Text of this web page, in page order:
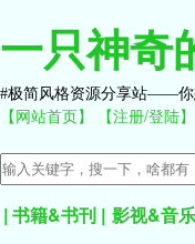
一只神奇
极简风格资源分享站——你
【网站首页】 【注册/登陆】
书籍&书刊 影视&音乐